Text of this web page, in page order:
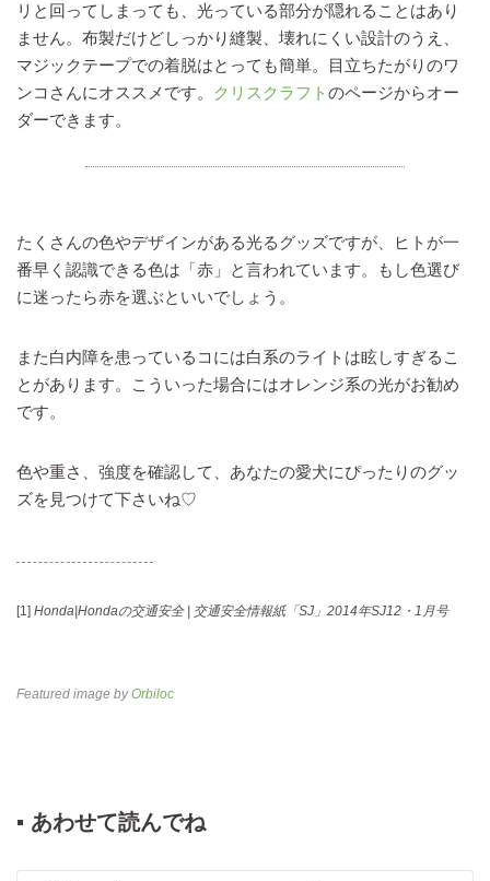
リと回ってしまっても、光っている部分が隠れることはあり
ません。布製だけどしっかり縫製、壊れにくい設計のうえ、
マジックテープでの着脱はとっても簡単。目立ちたがりのワ
ンコさんにオススメです。
クリスクラフトのページからオー
ダーできます。
たくさんの色やデザインがある光るグッズですが、ヒトが一
番早く認識できる色は「赤」と言われています。もし色選び
に迷ったら赤を選ぶといいでしょう。
また白内障を患っているコには白系のライトは眩しすぎるこ
とがあります。こういった場合にはオレンジ系の光がお勧め
です。
色や重さ、強度を確認して、あなたの愛犬にぴったりのグッ
ズを見つけて下さいね♡
[1] Honda|Hondaの交通安全 | 交通安全情報紙「SJ」2014年SJ12・1月号
Featured image byOrbiloc
▪︎ あわせて読んでね